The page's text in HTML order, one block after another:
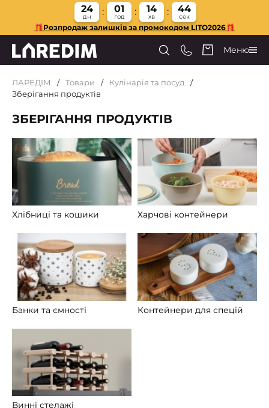
24
дн
01
год
14
хв
43
сек
🎁Розпродаж залишків за промокодом LITO2026🎁
Меню
ЛАРЕДІМ Товари
Кулінарія та посуд
Зберігання продуктів
ЗБЕРІГАННЯ ПРОДУКТІВ
Хлібниці та кошики Харчові контейнери
Банки та ємності Контейнери для спецій
Винні стелажі